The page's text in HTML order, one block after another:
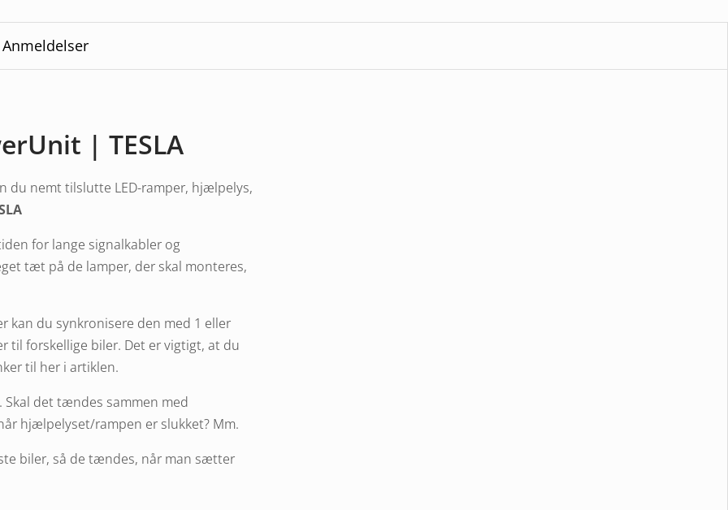
Anmeldelser
| TESLA
du nemt tilslutte LED-ramper, hjælpelys,
for lange signalkabler og
tæt på de lamper, der skal monteres,
kan du synkronisere den med 1 eller
til forskellige biler. Det er vigtigt, at du
til her i artiklen.
det tændes sammen med
hjælpelyset/rampen er slukket? Mm.
biler, så de tændes, når man sætter